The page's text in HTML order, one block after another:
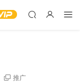
推广